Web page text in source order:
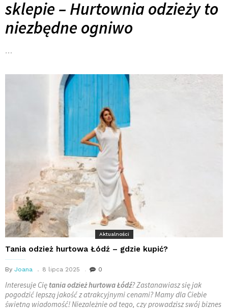
sklepie – Hurtownia odzieży to
niezbędne ogniwo
…
Aktualności
Tania odzież hurtowa Łódź – gdzie kupić?
By Joana 8 lipca 2025 0
Interesuje Cię tania odzież hurtowa Łódź? Zastanawiasz się jak
pogodzić lepszą jakość z atrakcyjnymi cenami? Mamy dla Ciebie
świetną wiadomość! Niezależnie od tego, czy prowadzisz swój biznes